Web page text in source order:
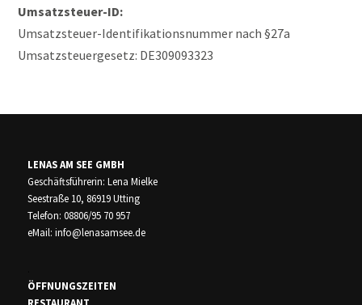
Umsatzsteuer-ID:
Umsatzsteuer-Identifikationsnummer nach §27a
Umsatzsteuergesetz: DE309093323
LENAS AM SEE GMBH
Geschäftsführerin: Lena Mielke
Seestraße 10, 86919 Utting
Telefon: 08806/95 70 957
eMail: info@lenasamsee.de
ÖFFNUNGSZEITEN
RESTAURANT